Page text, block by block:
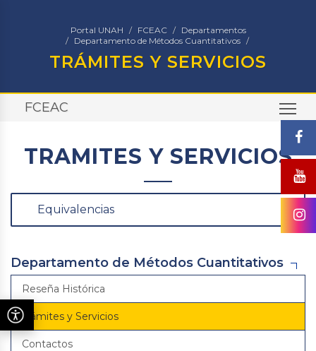
Portal UNAH FCEAC
Departamentos
Departamento de Métodos Cuantitativos
TRÁMITES Y SERVICIOS
FCEAC
TRAMITES Y SERVICIOS
Equivalencias
Departamento de Métodos Cuantitativos
Reseña Histórica
Trámites y Servicios
Contactos